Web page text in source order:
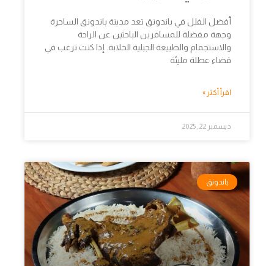
أفضل الفلل في باندونق تعد مدينة باندونق الساحرة
وجهة مفضلة للمسافرين الباحثين عن الراحة
والاستجمام والطبيعة الجبلية الخلابة. إذا كنت ترغب في
قضاء عطلة مليئة
اقرأ أكثر »
ديسمبر 22, 2025
باندونق